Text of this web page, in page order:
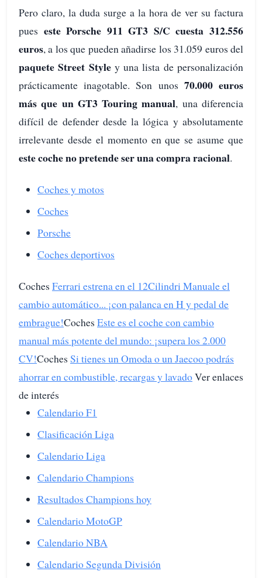
Pero claro, la duda surge a la hora de ver su factura
pues este Porsche 911 GT3 S/C cuesta 312.556
euros, a los que pueden añadirse los 31.059 euros del
paquete Street Styley una lista de personalización
prácticamente inagotable. Son unos 70.000 euros
más que un GT3 Touring manual, una diferencia
difícil de defender desde la lógica y absolutamente
irrelevante desde el momento en que se asume que
este coche no pretende ser una compra racional.
Coches y motos
Coches
Porsche
Coches deportivos
Coches Ferrari estrena en el 12Cilindri Manuale el
cambio automático... ¡con palanca en H y pedal de
embrague!Coches Este es el coche con cambio
manual más potente del mundo: ¡supera los 2.000
CV!Coches Si tienes un Omoda o un Jaecoo podrás
ahorrar en combustible, recargas y lavadoVer enlaces
de interés
Calendario F1
Clasificación Liga
Calendario Liga
Calendario Champions
Resultados Champions hoy
Calendario MotoGP
Calendario NBA
Calendario Segunda División